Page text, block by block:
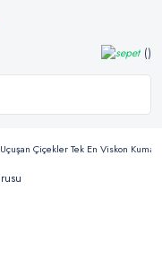
Uçuşan Çiçekler Tek En Viskon